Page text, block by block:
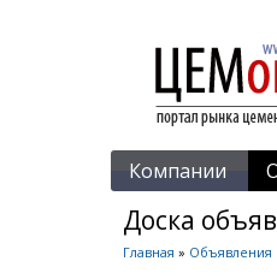
Компании
Доска
Главная » Объявления